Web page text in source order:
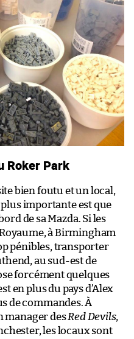
Roker Park
bien foutu et un local,
plus importante est que
de sa Mazda. Si les
à Birmingham
pénibles, transporter
au sud-est de
forcément quelques
en plus du pays d’Alex
de commandes. À
manager desRed Devils,
les locaux sont